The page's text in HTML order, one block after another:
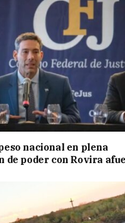
nacional en plena
de poder con Rovira